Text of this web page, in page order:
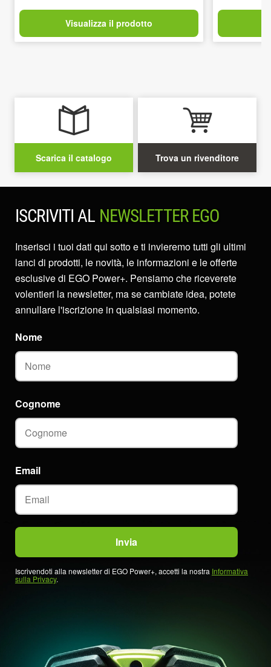
Visualizza il prodotto
Scarica il catalogo Trova un rivenditore
ISCRIVITI AL NEWSLETTER EGO
Inserisci i tuoi dati qui sotto e ti invieremo tutti gli ultimi
lanci di prodotti, le novità, le informazioni e le offerte
esclusive di EGO Power+. Pensiamo che riceverete
volentieri la newsletter, ma se cambiate idea, potete
annullare l'iscrizione in qualsiasi momento.
Email
Nome
Cognome
Iscrivendoti alla newsletter di EGO Power+, accetti la nostra Informativa
sulla Privacy.